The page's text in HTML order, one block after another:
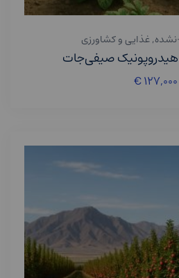
,غذایی و کشاورزی
هیدروپونیک صیفی‌جات
€۱۲۷,۰۰۰